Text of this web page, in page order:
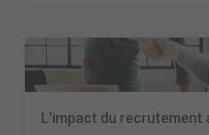
L'impact du recrutement